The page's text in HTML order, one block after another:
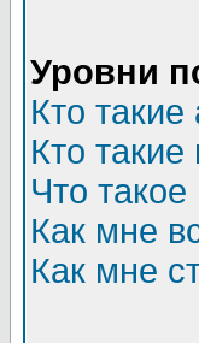
Уровни
Кто
Кто
Что
Как мне
Как мне